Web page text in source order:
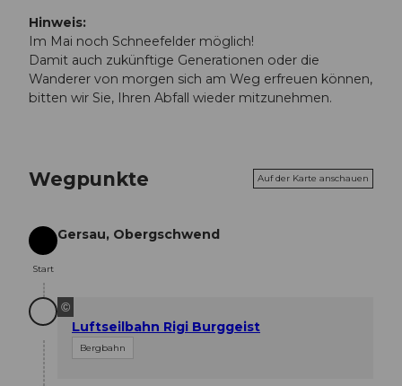
Hinweis:
Im Mai noch Schneefelder möglich!
Damit auch zukünftige Generationen oder die
Wanderer von morgen sich am Weg erfreuen können,
bitten wir Sie, Ihren Abfall wieder mitzunehmen.
Wegpunkte Auf der Karte anschauen
Start
Start
Gersau, Obergschwend
©
Luftseilbahn Rigi Burggeist
Bergbahn